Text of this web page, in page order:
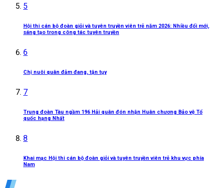
5
Hội thi cán bộ đoàn giỏi và tuyên truyền viên trẻ năm 2026: Nhiều đổi mới,
sáng tạo trong công tác tuyên truyền
6
Chị nuôi quân đảm đang, tận tụy
7
Trung đoàn Tàu ngầm 196 Hải quân đón nhận Huân chương Bảo vệ Tổ
quốc hạng Nhất
8
Khai mạc Hội thi cán bộ đoàn giỏi và tuyên truyền viên trẻ khu vực phía
Nam